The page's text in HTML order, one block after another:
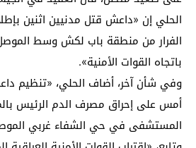
الحلي إن «داعش قتل مدنيين اثنين
الفرار من منطقة باب لكش وسط
باتجاه القوات الأمنية».
وفي شأن آخر، أضاف الحلي، «تنظيم
أمس على إحراق مصرف الدم الرئيس
المستشفى في حي الشفاء غربي